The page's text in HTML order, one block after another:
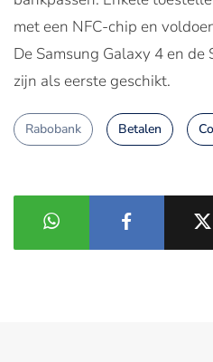
met een NFC-chip en
De Samsung Galaxy 4 en
zijn als eerste geschikt.
Rabobank Betalen